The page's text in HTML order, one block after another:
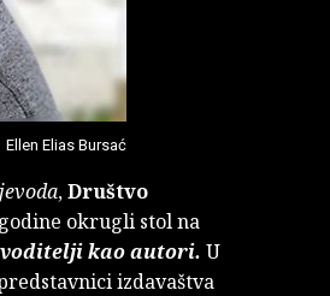
Ellen Elias Bursać
,Društvo
okrugli stol na
kao autori. U
izdavaštva